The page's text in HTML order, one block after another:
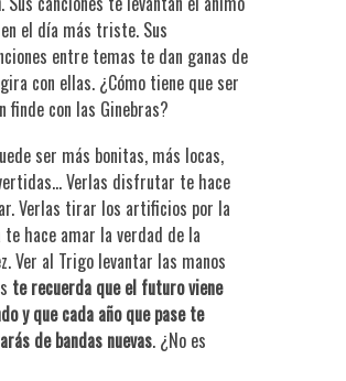
el día más triste. Sus
entre temas te dan ganas de
con ellas. ¿Cómo tiene que ser
finde con las Ginebras?
ser más bonitas, más locas,
Verlas disfrutar te hace
Verlas tirar los artificios por la
te hace amar la verdad de la
Ver al Trigo levantar las manos
te recuerda que el futuro viene
y que cada año que pase te
de bandas nuevas. ¿No es